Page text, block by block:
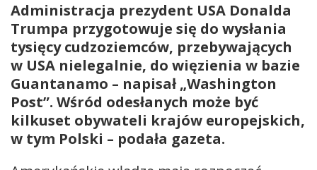
Administracja prezydent USA Donalda
Trumpa przygotowuje się do wysłania
tysięcy cudzoziemców, przebywających
w USA nielegalnie, do więzienia w bazie
Guantanamo – napisał „Washington
Post”. Wśród odesłanych może być
kilkuset obywateli krajów europejskich,
w tym Polski – podała gazeta.